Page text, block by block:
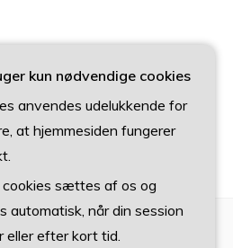
kun nødvendige cookies
anvendes udelukkende for
at hjemmesiden fungerer
cookies sættes af os og
automatisk, når din session
eller efter kort tid.